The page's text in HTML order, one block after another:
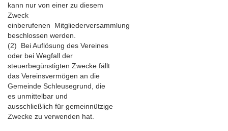
kann nur von einer zu diesem
Zweck
einberufenen Mitgliederversammlung
beschlossen werden.
(2) Bei Auflösung des Vereines
oder bei Wegfall der
steuerbegünstigten Zwecke fällt
das Vereinsvermögen an die
Gemeinde Schleusegrund, die
es unmittelbar und
ausschließlich für gemeinnützige
Zwecke zu verwenden hat.